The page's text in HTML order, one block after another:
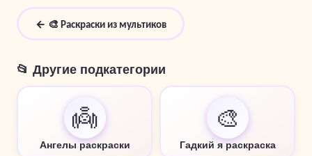
← 🎨 Раскраски из мультиков
📂 Другие подкатегории
👼
Ангелы раскраски
🎨
Гадкий я раскраска